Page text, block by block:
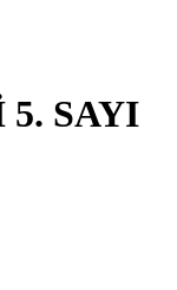
5. SAYI